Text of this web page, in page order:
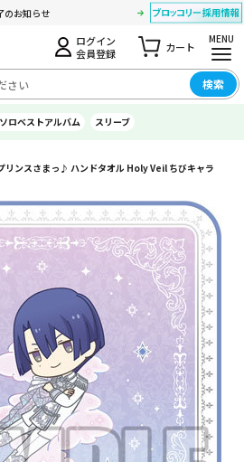
のお知らせ
ログイン
会員登録
カート
MENU
検索
ロベストアルバム スリーブ
リンスさまっ♪ ハンドタオル Holy Veil ちびキャラ